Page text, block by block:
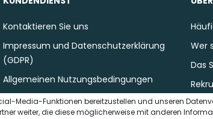
Kontaktieren Sie uns
Impressum und Datenschutzerklärung
(GDPR)
Allgemeinen Nutzungsbedingungen
Wer
Das
Media-Funktionen bereitzustellen und unseren
weiter, die diese möglicherweise mit anderen